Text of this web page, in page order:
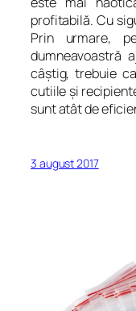
profitabilă. Cu
Prin urmare,
dumneavoastră
câştig, trebuie
cutiile şi
sunt atât de
3 august 2017